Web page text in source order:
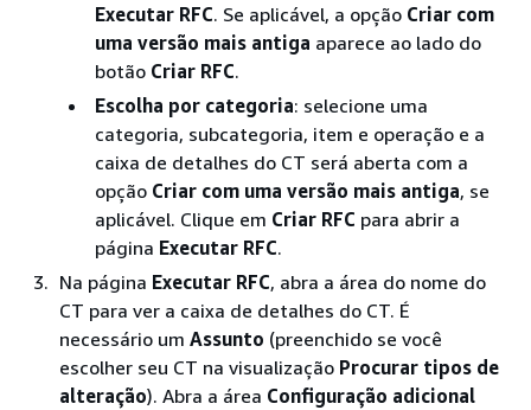
Executar RFC. Se aplicável, a opção Criar com
uma versão mais antiga aparece ao lado do
botão Criar RFC.
Escolha por categoria: selecione uma
categoria, subcategoria, item e operação e a
caixa de detalhes do CT será aberta com a
opção Criar com uma versão mais antiga, se
aplicável. Clique em Criar RFC para abrir a
página Executar RFC.
Na página Executar RFC, abra a área do nome do
CT para ver a caixa de detalhes do CT. É
necessário um Assunto (preenchido se você
escolher seu CT na visualização Procurar tipos de
alteração). Abra a área Configuração adicional